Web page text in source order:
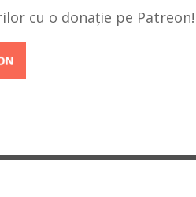
cu o donație pe Patreon!